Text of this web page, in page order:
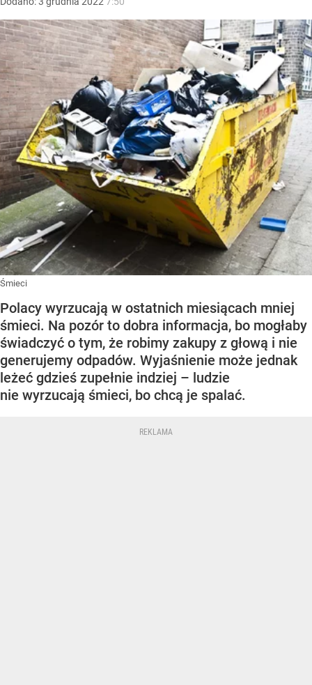
Śmieci
Polacy wyrzucają w ostatnich miesiącach mniej
śmieci. Na pozór to dobra informacja, bo mogłaby
świadczyć o tym, że robimy zakupy z głową i nie
generujemy odpadów. Wyjaśnienie może jednak
leżeć gdzieś zupełnie indziej – ludzie
nie wyrzucają śmieci, bo chcą je spalać.